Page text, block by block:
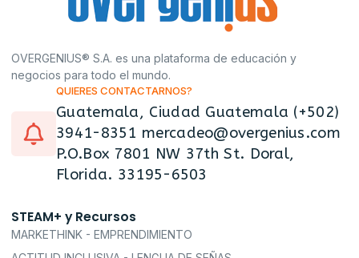
OVERGENIUS® S.A. es una plataforma de educación y
negocios para todo el mundo.
QUIERES CONTACTARNOS?
Guatemala, Ciudad Guatemala (+502)
3941-8351 mercadeo@overgenius.com
P.O.Box 7801 NW 37th St. Doral,
Florida. 33195-6503
STEAM+ y Recursos
MARKETHINK - EMPRENDIMIENTO